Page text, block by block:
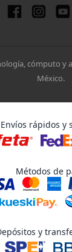
cómputo y
México.
Envíos rápidos y
Métodos de
y